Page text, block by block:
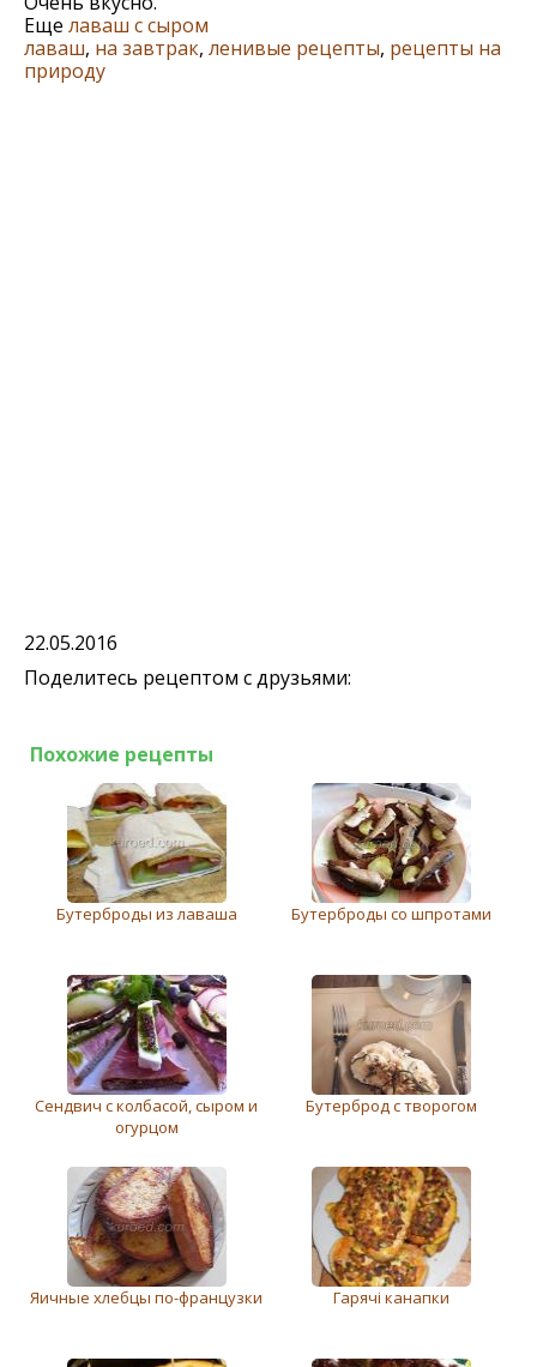
Еще лаваш с сыром
лаваш, на завтрак, ленивые рецепты, рецепты на
природу
22.05.2016
Поделитесь рецептом с друзьями:
Похожие рецепты
Бутерброды из лаваша Бутерброды со шпротами
Сeндвич с колбасой, сыром и
огурцом
Бутерброд с творогом
Яичные хлебцы по-французки Гарячі канапки